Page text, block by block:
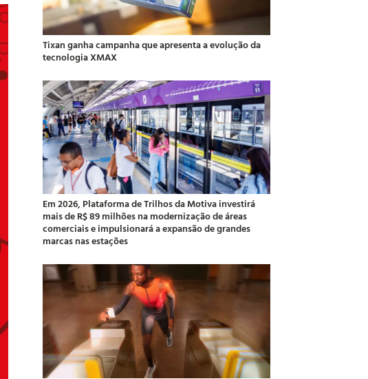
Tixan ganha campanha que apresenta a evolução da
tecnologia XMAX
Em 2026, Plataforma de Trilhos da Motiva investirá
mais de R$ 89 milhões na modernização de áreas
comerciais e impulsionará a expansão de grandes
marcas nas estações